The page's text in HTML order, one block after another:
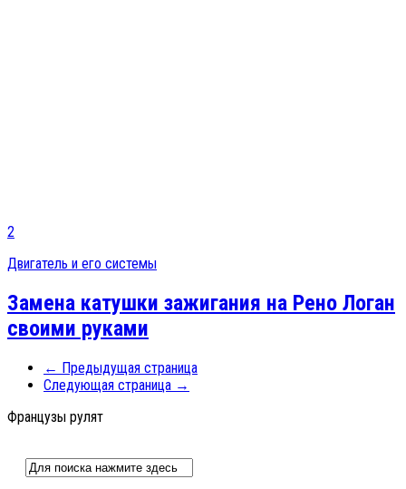
2
Двигатель и его системы
Замена катушки зажигания на Рено Логан
своими руками
← Предыдущая страница
Следующая страница →
Французы рулят